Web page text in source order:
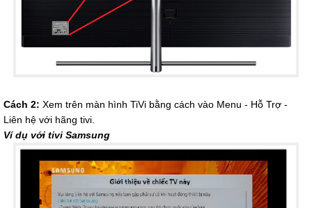
Cách 2: Xem trên màn hình TiVi bằng cách vào Menu - Hỗ Trợ -
Liên hệ với hãng tivi.
Ví dụ với tivi Samsung